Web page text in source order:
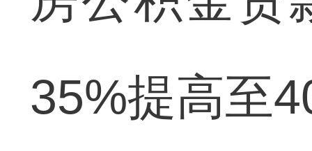
35%提高至